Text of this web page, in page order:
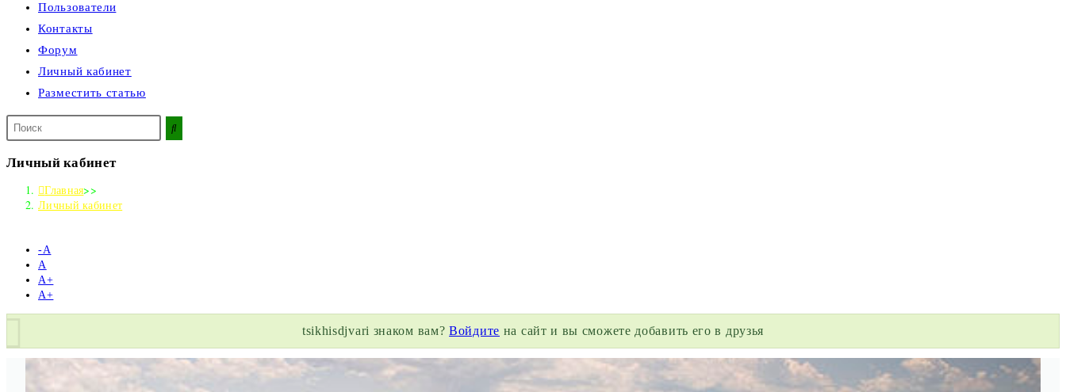
Пользователи
Контакты
Форум
Личный кабинет
Разместить статью
Поиск
на
Личный кабинет
Главная>>
Личный кабинет
-А
А
А+
А+
tsikhisdjvari знаком вам?Войдите на сайт и вы сможете добавить его в друзья